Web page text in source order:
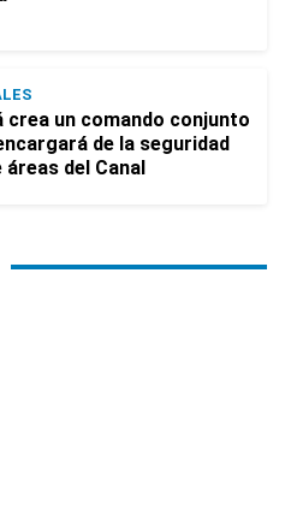
crea un comando conjunto
de la seguridad
áreas del Canal